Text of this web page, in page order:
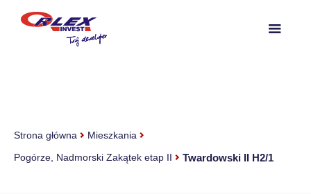
Strona główna
Mieszkania
Pogórze, Nadmorski Zakątek etap II
Twardowski II H2/1